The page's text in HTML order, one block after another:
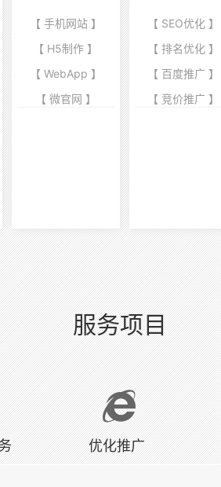
【 手机网站 】
【 H5制作 】
【 WebApp 】
【 微官网 】
【 SEO优化 】
【 排名优化 】
【 百度推广 】
【 竞价推广 】
服务项目
优化推广